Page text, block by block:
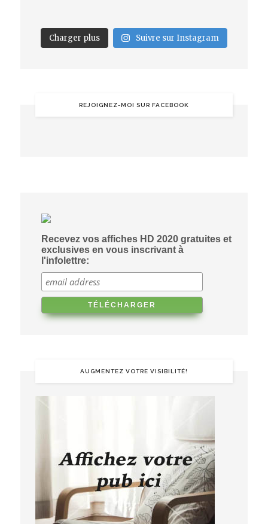
Charger plus Suivre sur Instagram
REJOIGNEZ-MOI SUR FACEBOOK
Recevez vos affiches HD 2020 gratuites et
exclusives en vous inscrivant à
l'infolettre:
AUGMENTEZ VOTRE VISIBILITÉ!